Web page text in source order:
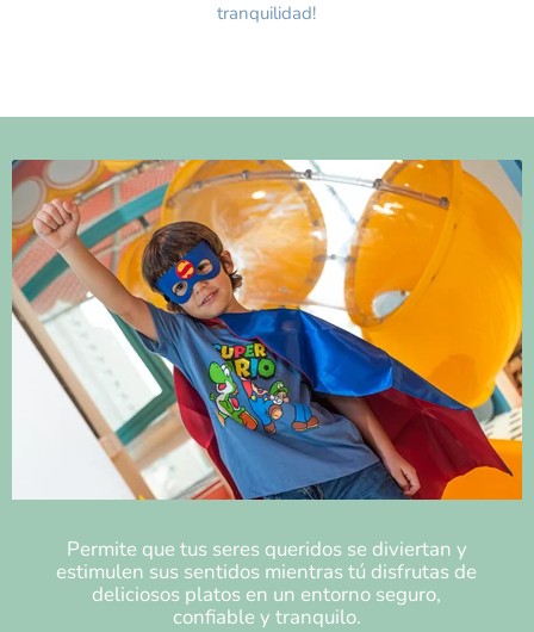
tranquilidad!
Permite que tus seres queridos se diviertan y
estimulen sus sentidos mientras tú disfrutas de
deliciosos platos en un entorno seguro,
confiable y tranquilo.